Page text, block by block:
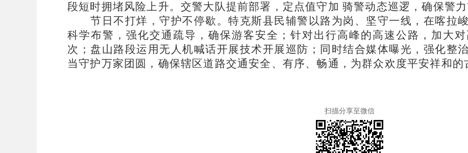
段短时拥堵风险上升。交警大队提前部署，定点值守加 骑警动态巡逻，确保警
节日不打烊，守护不停歇。特克斯县民辅警以路为岗、坚守一线，在喀拉
科学布警，强化交通疏导，确保游客安全；针对出行高峰的高速公路，加大
次；盘山路段运用无人机喊话开展技术开展巡防；同时结合媒体曝光，强化整
当守护万家团圆，确保辖区道路交通安全、有序、畅通，为群众欢度平安祥和的
扫描分享至微信